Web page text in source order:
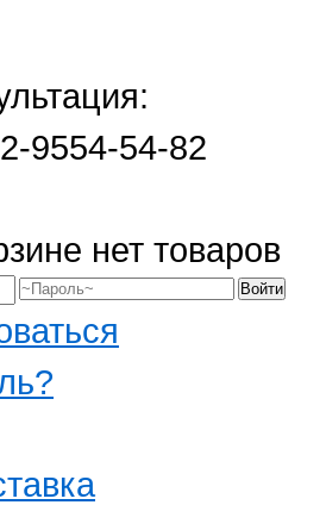
9554-54-82
нет товаров